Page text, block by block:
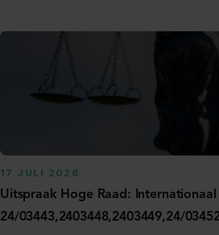
17 JULI 2026
Uitspraak Hoge Raad:
24/03443,2403448,2403449,24/